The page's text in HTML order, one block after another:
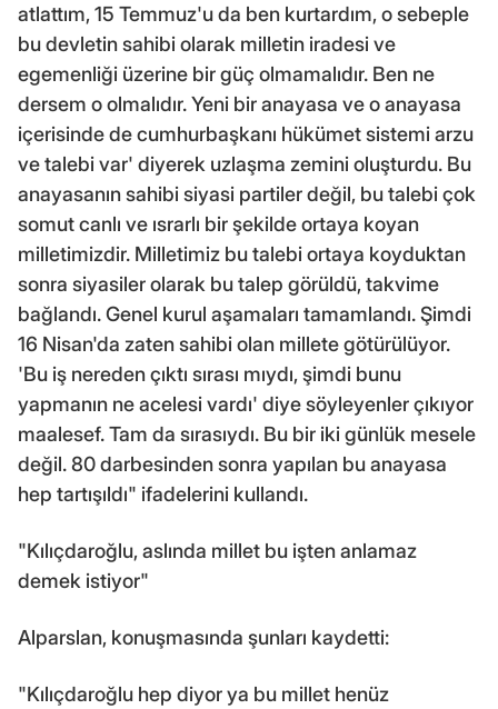
atlattım, 15 Temmuz'u da ben kurtardım, o sebeple
bu devletin sahibi olarak milletin iradesi ve
egemenliği üzerine bir güç olmamalıdır. Ben ne
dersem o olmalıdır. Yeni bir anayasa ve o anayasa
içerisinde de cumhurbaşkanı hükümet sistemi arzu
ve talebi var' diyerek uzlaşma zemini oluşturdu. Bu
anayasanın sahibi siyasi partiler değil, bu talebi çok
somut canlı ve ısrarlı bir şekilde ortaya koyan
milletimizdir. Milletimiz bu talebi ortaya koyduktan
sonra siyasiler olarak bu talep görüldü, takvime
bağlandı. Genel kurul aşamaları tamamlandı. Şimdi
16 Nisan'da zaten sahibi olan millete götürülüyor.
'Bu iş nereden çıktı sırası mıydı, şimdi bunu
yapmanın ne acelesi vardı' diye söyleyenler çıkıyor
maalesef. Tam da sırasıydı. Bu bir iki günlük mesele
değil. 80 darbesinden sonra yapılan bu anayasa
hep tartışıldı" ifadelerini kullandı.
"Kılıçdaroğlu, aslında millet bu işten anlamaz
demek istiyor"
Alparslan, konuşmasında şunları kaydetti:
"Kılıçdaroğlu hep diyor ya bu millet henüz